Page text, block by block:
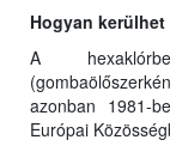
Hogyan
A
azonban 1981-
Európai